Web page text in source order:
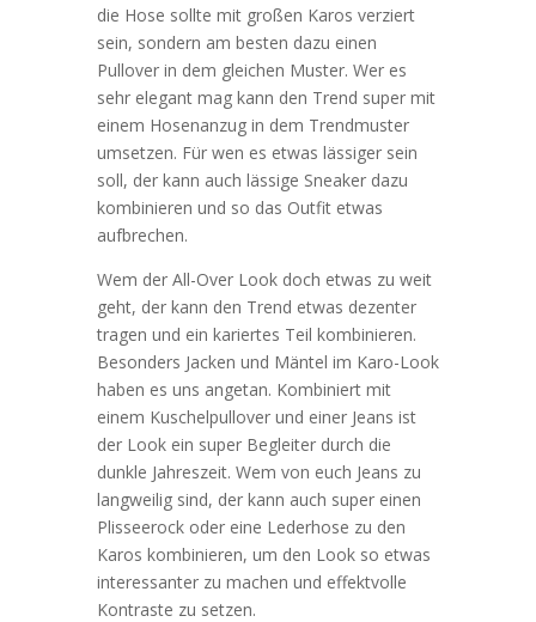
die Hose sollte mit großen Karos verziert
sein, sondern am besten dazu einen
Pullover in dem gleichen Muster. Wer es
sehr elegant mag kann den Trend super mit
einem Hosenanzug in dem Trendmuster
umsetzen. Für wen es etwas lässiger sein
soll, der kann auch lässige Sneaker dazu
kombinieren und so das Outfit etwas
aufbrechen.
Wem der All-Over Look doch etwas zu weit
geht, der kann den Trend etwas dezenter
tragen und ein kariertes Teil kombinieren.
Besonders Jacken und Mäntel im Karo-Look
haben es uns angetan. Kombiniert mit
einem Kuschelpullover und einer Jeans ist
der Look ein super Begleiter durch die
dunkle Jahreszeit. Wem von euch Jeans zu
langweilig sind, der kann auch super einen
Plisseerock oder eine Lederhose zu den
Karos kombinieren, um den Look so etwas
interessanter zu machen und effektvolle
Kontraste zu setzen.